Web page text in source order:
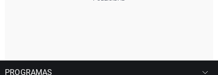
PROGRAMAS